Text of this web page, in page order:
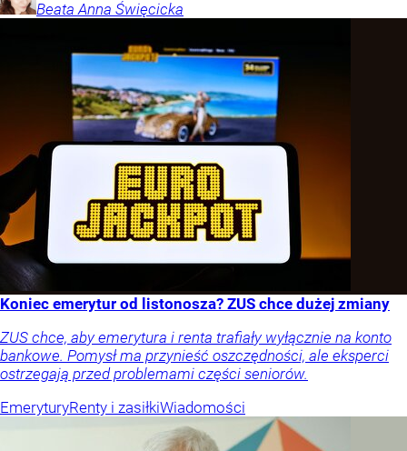
Beata Anna Święcicka
Koniec emerytur od listonosza? ZUS chce dużej zmiany
ZUS chce, aby emerytura i renta trafiały wyłącznie na konto
bankowe. Pomysł ma przynieść oszczędności, ale eksperci
ostrzegają przed problemami części seniorów.
EmeryturyRenty i zasiłkiWiadomości